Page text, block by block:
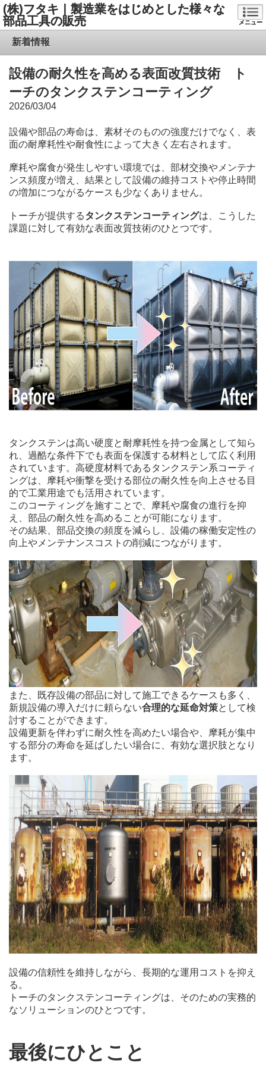
(株)フタキ｜製造業をはじめとした様々な
部品工具の販売
メニュー
新着情報
設備の耐久性を高める表面改質技術 ト
ーチのタンクステンコーティング
2026/03/04
設備や部品の寿命は、素材そのものの強度だけでなく、表
面の耐摩耗性や耐食性によって大きく左右されます。
摩耗や腐食が発生しやすい環境では、部材交換やメンテナ
ンス頻度が増え、結果として設備の維持コストや停止時間
の増加につながるケースも少なくありません。
トーチが提供するタンクステンコーティングは、こうした
課題に対して有効な表面改質技術のひとつです。
タンクステンは高い硬度と耐摩耗性を持つ金属として知ら
れ、過酷な条件下でも表面を保護する材料として広く利用
されています。高硬度材料であるタンクステン系コーティ
ングは、摩耗や衝撃を受ける部位の耐久性を向上させる目
的で工業用途でも活用されています。
このコーティングを施すことで、摩耗や腐食の進行を抑
え、部品の耐久性を高めることが可能になります。
その結果、部品交換の頻度を減らし、設備の稼働安定性の
向上やメンテナンスコストの削減につながります。
また、既存設備の部品に対して施工できるケースも多く、
新規設備の導入だけに頼らない合理的な延命対策として検
討することができます。
設備更新を伴わずに耐久性を高めたい場合や、摩耗が集中
する部分の寿命を延ばしたい場合に、有効な選択肢となり
ます。
設備の信頼性を維持しながら、長期的な運用コストを抑え
る。
トーチのタンクステンコーティングは、そのための実務的
なソリューションのひとつです。
最後にひとこと